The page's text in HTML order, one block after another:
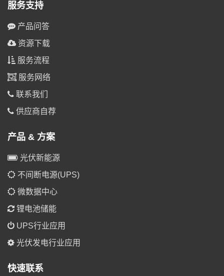
服务支持
产品问答
资源下载
服务流程
服务网络
联系我们
供应商自荐
产品 & 方案
光伏新能源
不间断电源(UPS)
微数据中心
锂电池储能
UPS行业应用
光伏发电行业应用
快速联系